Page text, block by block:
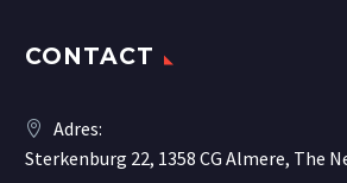
CONTACT
Adres:
Sterkenburg 22, 1358 CG Almere, The